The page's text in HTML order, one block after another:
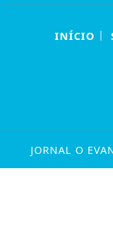
INÍCIO |
JORNAL O